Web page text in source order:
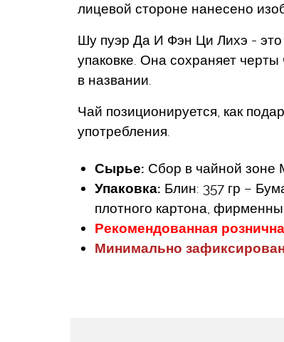
лицевой стороне нанесено
Шу пуэр Да И Фэн Ци Лихэ -
упаковке. Она сохраняет
в названии.
Чай позиционируется, как
употребления.
Сырье: Сбор в чайной зоне
Упаковка: Блин: 357 гр –
плотного картона,
Рекомендованная
Минимально